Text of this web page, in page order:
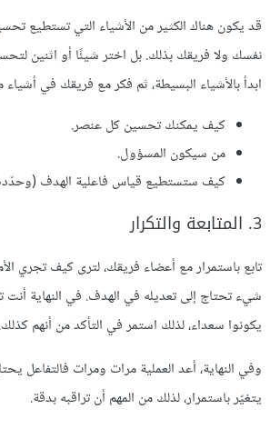
قد يكون هناك الكثير من الأشياء التي تستطيع
نفسك ولا فريقك بذلك. بل اختر شيئًا أو اثنين
ابدأ بالأشياء البسيطة، ثم فكر مع فريقك في أشياء
كيف يمكنك تحسين كل عنصر.
من سيكون المسؤول.
كيف ستستطيع قياس فاعلية الهدف
3. المتابعة والتكرار
تابع باستمرار مع أعضاء فريقك، لترى كيف تجري
شيء تحتاج إلى تعديله في الهدف. في النهاية أنت
يكونوا سعداء، لذلك استمر في التأكد من أنهم كذلك.
وفي النهاية، أعد العملية مرات ومرات فالتفاعل
يتغيّر باستمرار، لذلك من المهم أن تراقبه بدقة.